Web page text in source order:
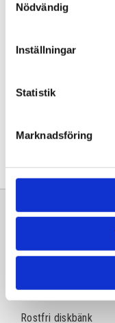
Nödvändig
Inställningar
Statistik
Marknadsföring
Artikelnr
Sortiment
Natursten
Rostfri diskbänk